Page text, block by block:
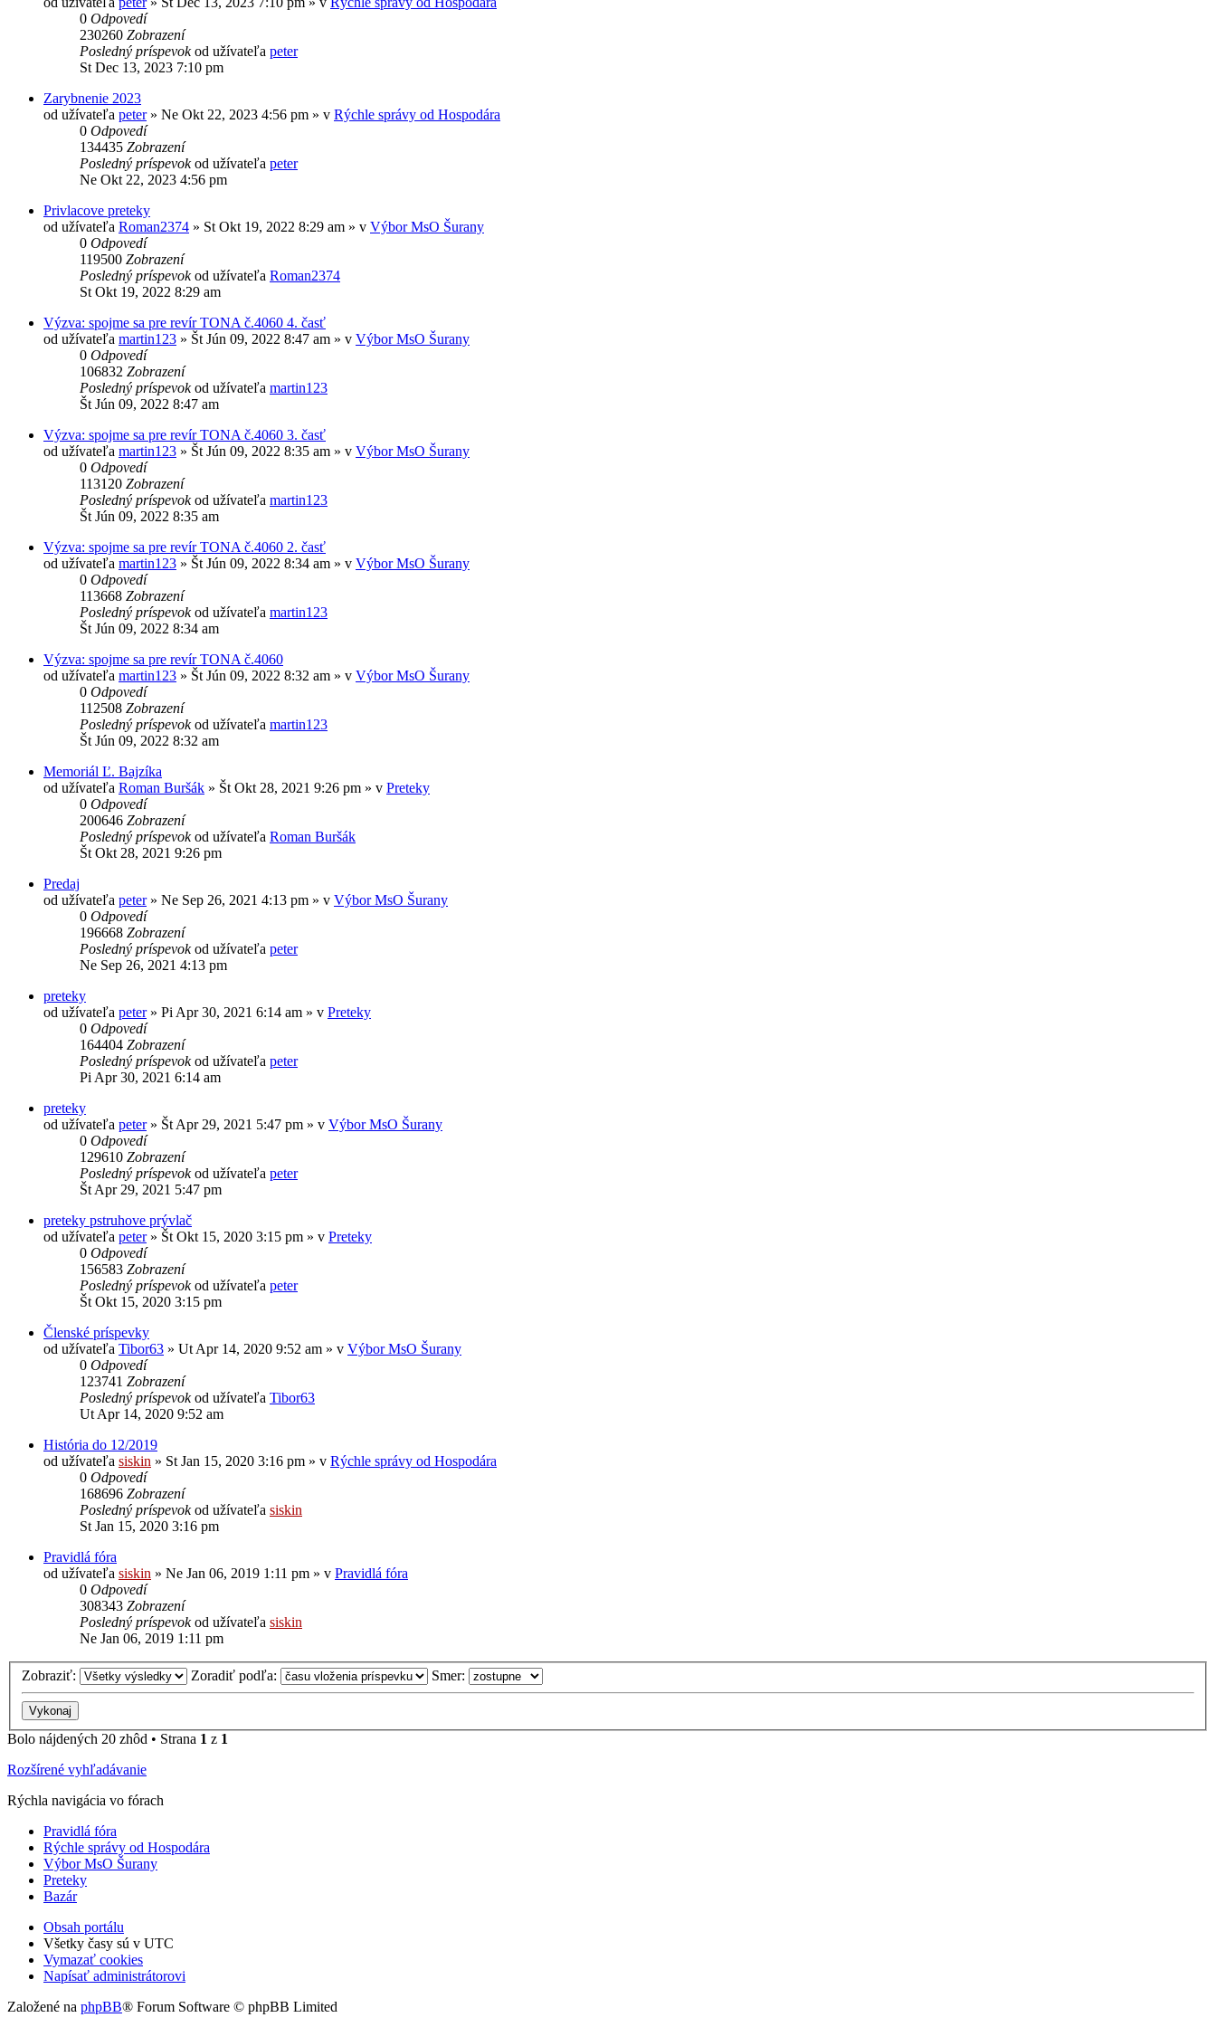
0 Odpovedí
230260 Zobrazení
Posledný príspevokod užívateľa peter
St Dec 13, 2023 7:10 pm
Zarybnenie 2023
od užívateľa peter» Ne Okt 22, 2023 4:56 pm » v Rýchle správy od Hospodára
0 Odpovedí
134435 Zobrazení
Posledný príspevokod užívateľa peter
Ne Okt 22, 2023 4:56 pm
Privlacove preteky
od užívateľa Roman2374 » St Okt 19, 2022 8:29 am » v Výbor MsO Šurany
0 Odpovedí
119500 Zobrazení
Posledný príspevokod užívateľa Roman2374
St Okt 19, 2022 8:29 am
Výzva: spojme sa pre revír TONA č.4060 4. časť
od užívateľa martin123 » Št Jún 09, 2022 8:47 am » v Výbor MsO Šurany
0 Odpovedí
106832 Zobrazení
Posledný príspevokod užívateľa martin123
Št Jún 09, 2022 8:47 am
Výzva: spojme sa pre revír TONA č.4060 3. časť
od užívateľa martin123 » Št Jún 09, 2022 8:35 am » v Výbor MsO Šurany
0 Odpovedí
113120 Zobrazení
Posledný príspevokod užívateľa martin123
Št Jún 09, 2022 8:35 am
Výzva: spojme sa pre revír TONA č.4060 2. časť
od užívateľa martin123 » Št Jún 09, 2022 8:34 am » v Výbor MsO Šurany
0 Odpovedí
113668 Zobrazení
Posledný príspevokod užívateľa martin123
Št Jún 09, 2022 8:34 am
Výzva: spojme sa pre revír TONA č.4060
od užívateľa martin123 » Št Jún 09, 2022 8:32 am » v Výbor MsO Šurany
0 Odpovedí
112508 Zobrazení
Posledný príspevokod užívateľa martin123
Št Jún 09, 2022 8:32 am
Memoriál Ľ. Bajzíka
od užívateľa Roman Buršák » Št Okt 28, 2021 9:26 pm » v Preteky
0 Odpovedí
200646 Zobrazení
Posledný príspevokod užívateľa Roman Buršák
Št Okt 28, 2021 9:26 pm
Predaj
od užívateľa peter» Ne Sep 26, 2021 4:13 pm » v Výbor MsO Šurany
0 Odpovedí
196668 Zobrazení
Posledný príspevokod užívateľa peter
Ne Sep 26, 2021 4:13 pm
preteky
od užívateľa peter» Pi Apr 30, 2021 6:14 am » v Preteky
0 Odpovedí
164404 Zobrazení
Posledný príspevokod užívateľa peter
Pi Apr 30, 2021 6:14 am
preteky
od užívateľa peter» Št Apr 29, 2021 5:47 pm » v Výbor MsO Šurany
0 Odpovedí
129610 Zobrazení
Posledný príspevokod užívateľa peter
Št Apr 29, 2021 5:47 pm
preteky pstruhove prývlač
od užívateľa peter» Št Okt 15, 2020 3:15 pm » v Preteky
0 Odpovedí
156583 Zobrazení
Posledný príspevokod užívateľa peter
Št Okt 15, 2020 3:15 pm
Členské príspevky
od užívateľa Tibor63 » Ut Apr 14, 2020 9:52 am » v Výbor MsO Šurany
0 Odpovedí
123741 Zobrazení
Posledný príspevokod užívateľa Tibor63
Ut Apr 14, 2020 9:52 am
História do 12/2019
od užívateľa siskin » St Jan 15, 2020 3:16 pm » v Rýchle správy od Hospodára
0 Odpovedí
168696 Zobrazení
Posledný príspevokod užívateľa siskin
St Jan 15, 2020 3:16 pm
Pravidlá fóra
od užívateľa siskin » Ne Jan 06, 2019 1:11 pm » v Pravidlá fóra
0 Odpovedí
308343 Zobrazení
Posledný príspevokod užívateľa siskin
Ne Jan 06, 2019 1:11 pm
Zobraziť: Zoradiť podľa: Smer:
Bolo nájdených 20 zhôd • Strana 1 z 1
Rozšírené vyhľadávanie
Rýchla navigácia vo fórach
Pravidlá fóra
Rýchle správy od Hospodára
Výbor MsO Šurany
Preteky
Bazár
Obsah portálu
Všetky časy sú v UTC
Vymazať cookies
Napísať administrátorovi
Založené na phpBB® Forum Software © phpBB Limited